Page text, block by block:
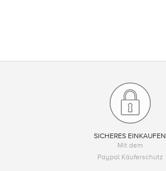
SICHERES EINKAUFEN
Mit dem
Paypal Käuferschutz